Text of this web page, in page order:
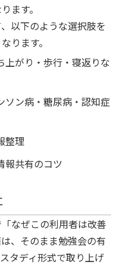
ます。
以下のような選択肢を
ります。
上がり・歩行・寝返りな
ソン病・糖尿病・認知症
整理
報共有のコツ
なぜこの利用者は改善
、そのまま勉強会の有
タディ形式で取り上げ